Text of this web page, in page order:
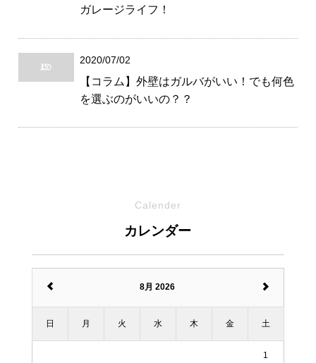
ガレージライフ！
2020/07/02
【コラム】外壁はガルバがいい！でも何色
を選ぶのがいいの？？
Calender
カレンダー
8月 2026
日 月 火 水 木 金 土
1